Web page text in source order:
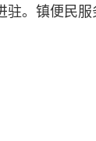
。镇便民